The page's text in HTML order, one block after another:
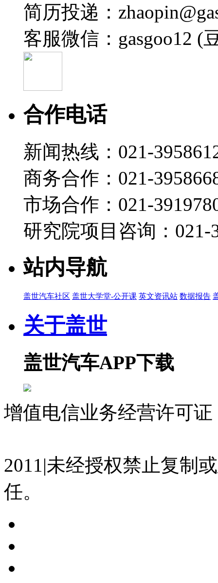
简历投递：
客服微信：gasgoo12 (
合作电话
新闻热线：021-
商务合作：021-
市场合作：021-
研究院项目咨询：021-
站内导航
盖世汽车社区 盖世大学堂-公开课 英文资讯站 数据报告
关于盖世
盖世汽车APP下载
增值电信业务经营许可
2011|未经授权禁止复制
任。